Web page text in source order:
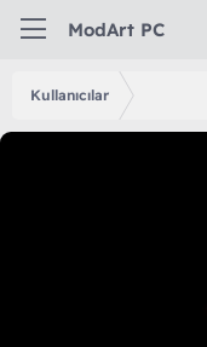
ModArt PC
Kullanıcılar